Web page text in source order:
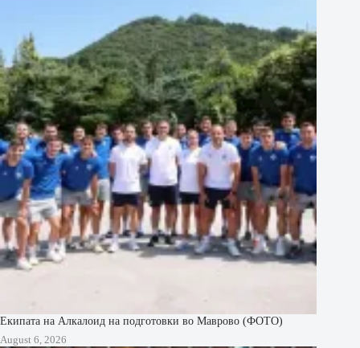
Екипата на Алкалоид на подготовки во Маврово (ФОТО)
August 6, 2026